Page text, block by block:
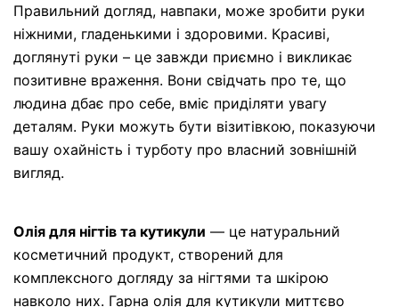
Правильний догляд, навпаки, може зробити руки
ніжними, гладенькими і здоровими. Красиві,
доглянуті руки – це завжди приємно і викликає
позитивне враження. Вони свідчать про те, що
людина дбає про себе, вміє приділяти увагу
деталям. Руки можуть бути візитівкою, показуючи
вашу охайність і турботу про власний зовнішній
вигляд.
Олія для нігтів та кутикули — це натуральний
косметичний продукт, створений для
комплексного догляду за нігтями та шкірою
навколо них. Гарна олія для кутикули миттєво